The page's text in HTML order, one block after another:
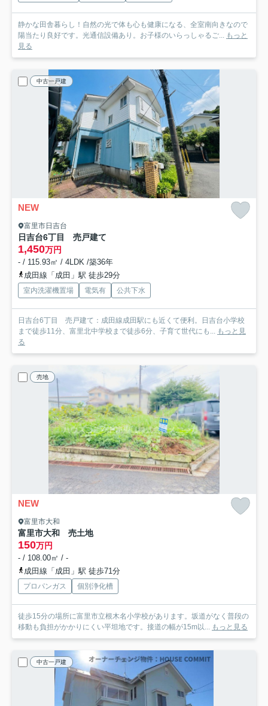
静かな田舎暮らし！自然の光で体も心も健康になる、全室南向きなので
陽当たり良好です。光通信設備あり。お子様のいらっしゃるご...
もっと
見る
中古一戸建
NEW
富里市日吉台
日吉台6丁目 売戸建て
1,450万円
- / 115.93㎡ / 4LDK /築36年
成田線「成田」駅 徒歩29分
室内洗濯機置場 電気有 公共下水
日吉台6丁目 売戸建て：成田線成田駅にも近くて便利。日吉台小学校
まで徒歩11分、富里北中学校まで徒歩6分、子育て世代にも...
もっと見
る
売地
NEW
富里市大和
富里市大和 売土地
150万円
- / 108.00㎡ / -
成田線「成田」駅 徒歩71分
プロパンガス 個別浄化槽
徒歩15分の場所に富里市立根木名小学校があります。坂道がなく普段の
移動も負担がかかりにくい平坦地です。接道の幅が15m以...
もっと見る
中古一戸建